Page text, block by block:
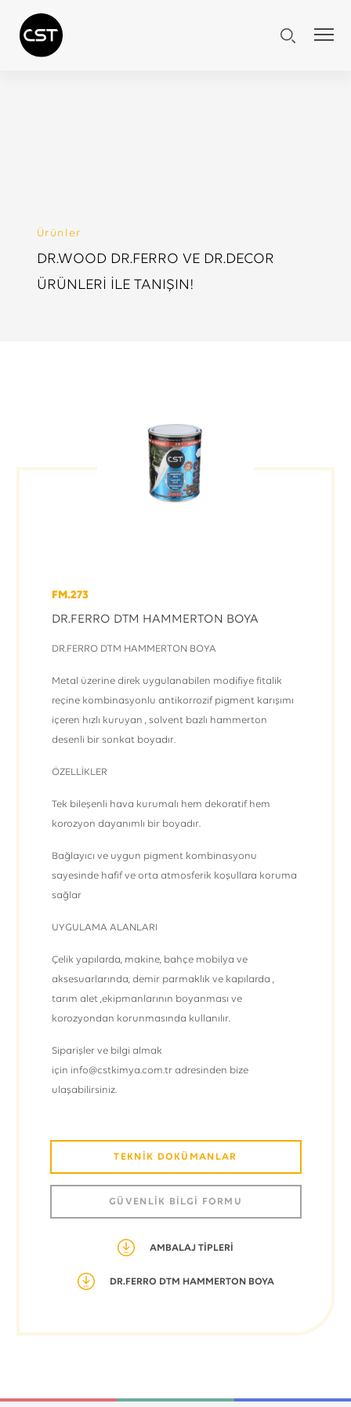
Ürünler
DR.WOOD DR.FERRO VE DR.DECOR
ÜRÜNLERİ İLE TANIŞIN!
FM.273
DR.FERRO DTM HAMMERTON BOYA
DR.FERRO DTM HAMMERTON BOYA
Metal üzerine direk uygulanabilen modifiye fitalik
reçine kombinasyonlu antikorrozif pigment karışımı
içeren hızlı kuruyan , solvent bazlı hammerton
desenli bir sonkat boyadır.
ÖZELLİKLER
Tek bileşenli hava kurumalı hem dekoratif hem
korozyon dayanımlı bir boyadır.
Bağlayıcı ve uygun pigment kombinasyonu
sayesinde hafif ve orta atmosferik koşullara koruma
sağlar
UYGULAMA ALANLARI
Çelik yapılarda, makine, bahçe mobilya ve
aksesuarlarında, demir parmaklık ve kapılarda ,
tarım alet ,ekipmanlarının boyanması ve
korozyondan korunmasında kullanılır.
Siparişler ve bilgi almak
için info@cstkimya.com.tr adresinden bize
ulaşabilirsiniz.
TEKNİK DOKÜMANLAR
GÜVENLİK BİLGİ FORMU
AMBALAJ TİPLERİ
DR.FERRO DTM HAMMERTON BOYA